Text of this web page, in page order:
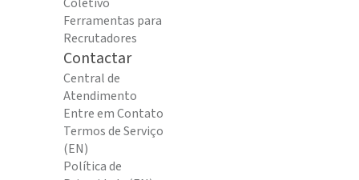
Ferramentas para
Recrutadores
Contactar
Central de
Atendimento
Entre em Contato
Termos de Serviço
(EN)
Política de